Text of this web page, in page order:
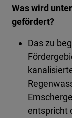
Was wird
gefördert?
Das zu
entspricht